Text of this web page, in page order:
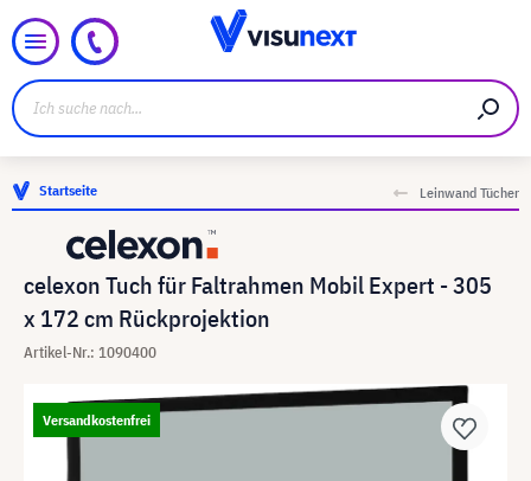
Startseite Leinwand Tücher
celexon Tuch für Faltrahmen Mobil Expert - 305
x 172 cm Rückprojektion
Artikel-Nr.: 1090400
Versandkostenfrei